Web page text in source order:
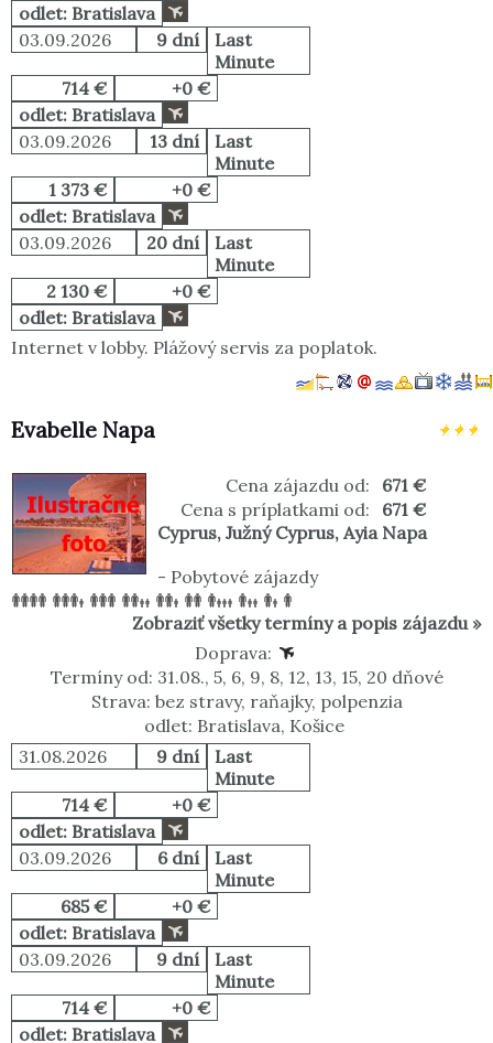
odlet: Bratislava
03.09.2026
9 dní
Last
Minute
714 €
+0 €
odlet: Bratislava
03.09.2026
13 dní
Last
Minute
1 373 €
+0 €
odlet: Bratislava
03.09.2026
20 dní
Last
Minute
2 130 €
+0 €
odlet: Bratislava
Internet v lobby. Plážový servis za poplatok.
Evabelle Napa
Cena zájazdu od:
671 €
Cena s príplatkami od:
671 €
Cyprus, Južný Cyprus, Ayia Napa
- Pobytové zájazdy
Zobraziť všetky termíny a popis zájazdu »
Doprava:
Termíny od: 31.08., 5, 6, 9, 8, 12, 13, 15, 20 dňové
Strava: bez stravy, raňajky, polpenzia
odlet: Bratislava, Košice
31.08.2026
9 dní
Last
Minute
714 €
+0 €
odlet: Bratislava
03.09.2026
6 dní
Last
Minute
685 €
+0 €
odlet: Bratislava
03.09.2026
9 dní
Last
Minute
714 €
+0 €
odlet: Bratislava